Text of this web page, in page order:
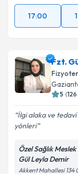
17:00
Fzt.
5 (126
İlgi alaka ve
yönleri
Özel Sağlık
Gül Leyla Demir
Akkent Mahallesi 134